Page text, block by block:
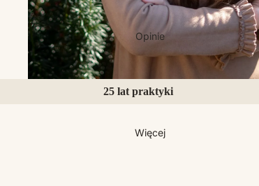
Opinie
Więcej
25 lat praktyki